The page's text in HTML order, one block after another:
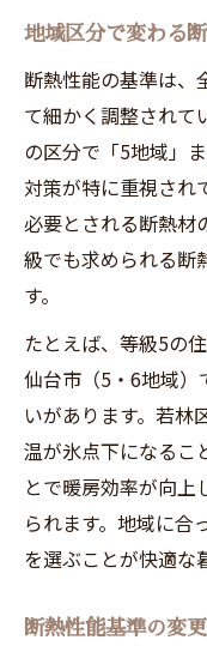
ント
実際のUA値や
断熱性能
最適な断
UA値から
断熱性能
高断熱住宅が
断熱性能
断熱性能
高断熱住
断熱性能
断熱性能
地域区分で変わる
断熱性能の基準は、
て細かく調整されて
の区分で「5地域」
対策が特に重視され
必要とされる断熱材
級でも求められる断
す。
たとえば、等級5の
仙台市（5・6地域）
いがあります。若林
温が氷点下になるこ
とで暖房効率が向上
られます。地域に合
を選ぶことが快適な
断熱性能基準の変